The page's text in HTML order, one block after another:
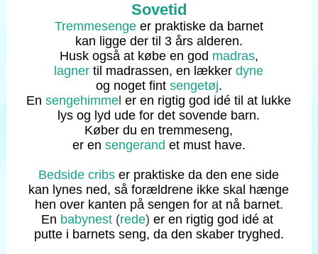
Sovetid
Tremmesengeer praktiske da barnet
kan ligge der til 3 års alderen.
Husk også at købe en god madras,
lagner til madrassen, en lækkerdyne
og noget fint sengetøj.
Ensengehimme er en rigtig god idé til at lukke
lys og lyd ude for det sovende barn.
Køber du en tremmeseng,
er en sengerand et must have.
Bedside cribs er praktiske da den ene side
kan lynes ned, så forældrene ikke skal hænge
hen over kanten på sengen for at nå barnet.
En babynest(rede) er en rigtig god idé at
putte i barnets seng, da den skaber tryghed.